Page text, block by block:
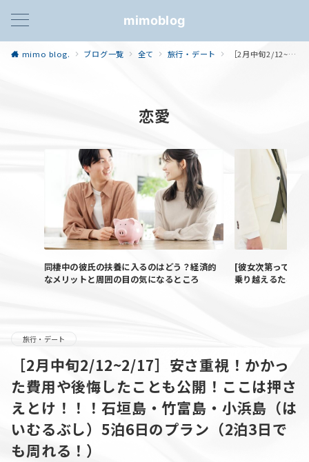
mimoblog
mimo blog. ブログ一覧 全て 旅行・デート ［2月中旬2/12~2/17］安さ重視！かかった費用や後悔したことも公開！ここは押さえとけ！！！石垣島・竹富島・小浜島（はいむるぶし）5泊6日のプラン（2泊3日でも周れる！）
恋愛
同棲中の彼氏の扶養に入るのはどう？経済的
なメリットと周囲の目の気になるところ
[彼女次第って言
乗り越えるために
旅行・デート
［2月中旬2/12~2/17］安さ重視！かかっ
た費用や後悔したことも公開！ここは押さ
えとけ！！！石垣島・竹富島・小浜島（は
いむるぶし）5泊6日のプラン（2泊3日で
も周れる！）